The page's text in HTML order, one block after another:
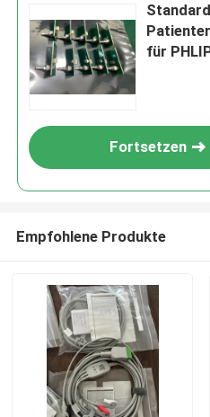
für
Fortsetzen
Empfohlene Produkte